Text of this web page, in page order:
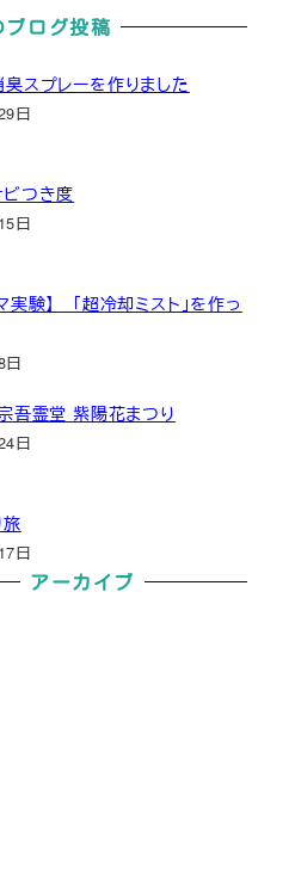
ブログ投稿
スプレーを作りました
日
つき度
日
実験】 「超冷却ミスト」を作っ
日
吾霊堂 紫陽花まつり
日
日
アーカイブ